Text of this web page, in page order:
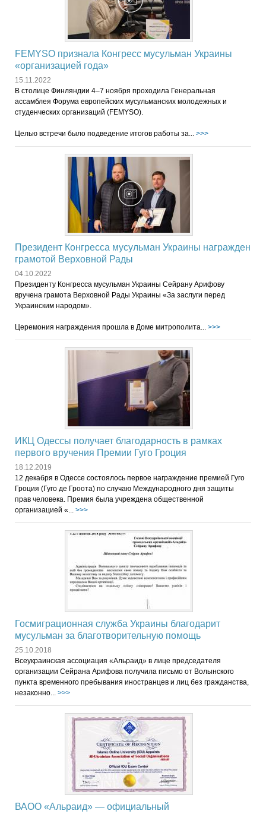
FEMYSO признала Конгресс мусульман Украины
«организацией года»
15.11.2022
В столице Финляндии 4–7 ноября проходила Генеральная
ассамблея Форума европейских мусульманских молодежных и
студенческих организаций (FEMYSO).
Целью встречи было подведение итогов работы за... >>>
Президент Конгресса мусульман Украины награжден
грамотой Верховной Рады
04.10.2022
Президенту Конгресса мусульман Украины Сейрану Арифову
вручена грамота Верховной Рады Украины «За заслуги перед
Украинским народом».
Церемония награждения прошла в Доме митрополита... >>>
ИКЦ Одессы получает благодарность в рамках
первого вручения Премии Гуго Гроция
18.12.2019
12 декабря в Одессе состоялось первое награждение премией Гуго
Гроция (Гуго де Гроота) по случаю Международного дня защиты
прав человека. Премия была учреждена общественной
организацией «... >>>
Госмиграционная служба Украины благодарит
мусульман за благотворительную помощь
25.10.2018
Всеукраинская ассоциация «Альраид» в лице председателя
организации Сейрана Арифова получила письмо от Волынского
пункта временного пребывания иностранцев и лиц без гражданства,
незаконно... >>>
ВАОО «Альраид» — официальный